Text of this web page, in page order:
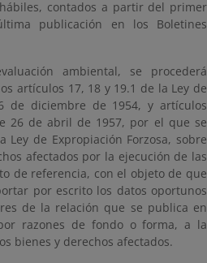
contados a partir del primer
publicación en los Boletines
ambiental, se procederá
artículos 17, 18 y 19.1 de la Ley de
de diciembre de 1954, y artículos
26 de abril de 1957, por el que se
Ley de Expropiación Forzosa, sobre
afectados por la ejecución de las
de referencia, con el objeto de que
por escrito los datos oportunos
de la relación que se publica en
razones de fondo o forma, a la
bienes y derechos afectados.